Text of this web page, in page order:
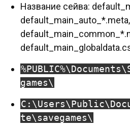
Название сейва:
games\
te\savegames\